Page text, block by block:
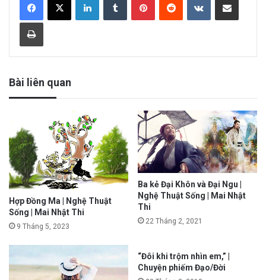
Bài liên quan
Hợp Đồng Ma | Nghệ Thuật
Sống | Mai Nhật Thi
9 Tháng 5, 2023
Ba kẻ Đại Khôn và Đại Ngu |
Nghệ Thuật Sống | Mai Nhật
Thi
22 Tháng 2, 2021
“Đôi khi trộm nhìn em,” |
Chuyện phiếm Đạo/Đời